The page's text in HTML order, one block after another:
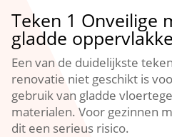
Teken 1 Onveilige
gladde
Een van de duidelijkste
renovatie niet geschikt is
gebruik van gladde
materialen.​ Voor gezinnen
dit een serieus risico.​